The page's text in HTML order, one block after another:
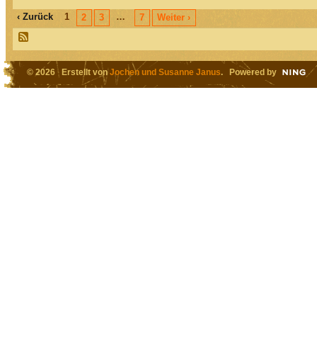
‹ Zurück 1 2 3 … 7 Weiter ›
© 2026 Erstellt vonJochen und Susanne Janus. Powered by